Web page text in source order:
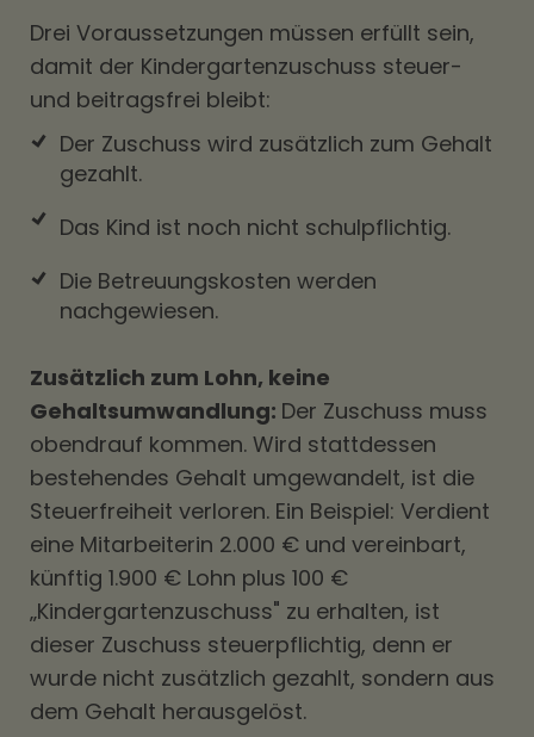
Drei Voraussetzungen müssen erfüllt sein,
damit der Kindergartenzuschuss steuer-
und beitragsfrei bleibt:
Der Zuschuss wird zusätzlich zum Gehalt
gezahlt.
Das Kind ist noch nicht schulpflichtig.
Die Betreuungskosten werden
nachgewiesen.
Zusätzlich zum Lohn, keine
Gehaltsumwandlung: Der Zuschuss muss
obendrauf kommen. Wird stattdessen
bestehendes Gehalt umgewandelt, ist die
Steuerfreiheit verloren. Ein Beispiel: Verdient
eine Mitarbeiterin 2.000 € und vereinbart,
künftig 1.900 € Lohn plus 100 €
„Kindergartenzuschuss" zu erhalten, ist
dieser Zuschuss steuerpflichtig, denn er
wurde nicht zusätzlich gezahlt, sondern aus
dem Gehalt herausgelöst.